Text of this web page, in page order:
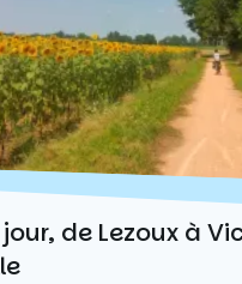
jour, de Lezoux à